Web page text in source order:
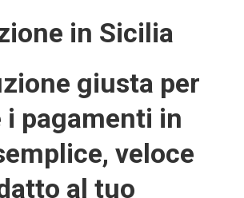
in Sicilia
giusta per
i pagamenti in
veloce
al tuo